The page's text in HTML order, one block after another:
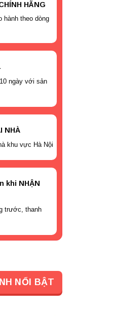
HÃNG
hành theo dòng
ngày với sản
NHÀ
khu vực Hà Nội
khi NHẬN
trước, thanh
NỔI BẬT